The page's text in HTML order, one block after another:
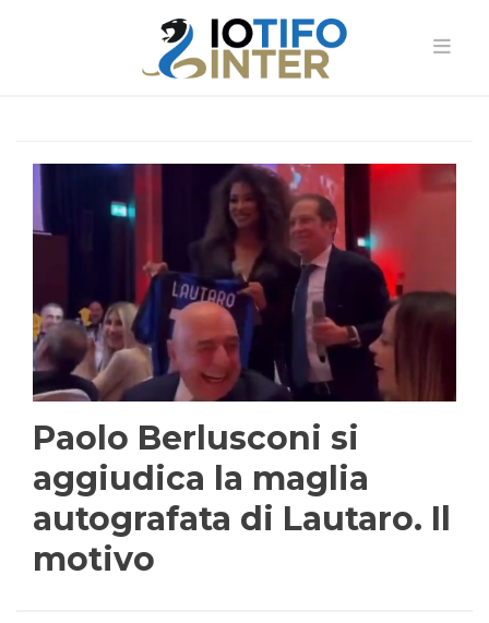
Paolo Berlusconi si
aggiudica la maglia
autografata di Lautaro. Il
motivo